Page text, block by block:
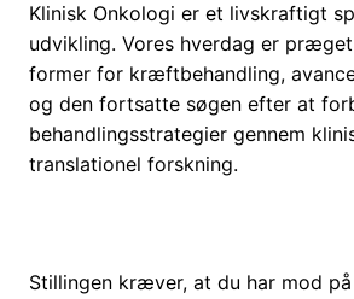
Klinisk Onkologi er et livskraftigt
udvikling. Vores hverdag er
former for kræftbehandling,
og den fortsatte søgen efter at
behandlingsstrategier gennem
translationel forskning.
Stillingen kræver, at du har mod